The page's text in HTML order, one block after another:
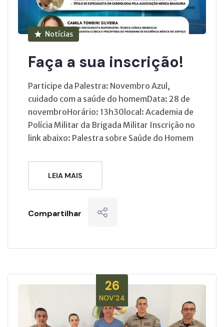
Notícias
Faça a sua inscrição!
Participe da Palestra: Novembro Azul,
cuidado com a saúde do homemData: 28 de
novembroHorário: 13h30local: Academia de
Polícia Militar da Brigada Militar Inscrição no
link abaixo: Palestra sobre Saúde do Homem
LEIA MAIS
Compartilhar
26
NOV’24